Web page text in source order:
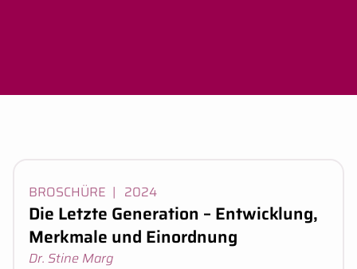
Die Letzte Generation – Entwicklung,
Merkmale und Einordnung
BROSCHÜRE | Erscheinungsjahr:
2024
Urheber:in
Dr. Stine Marg